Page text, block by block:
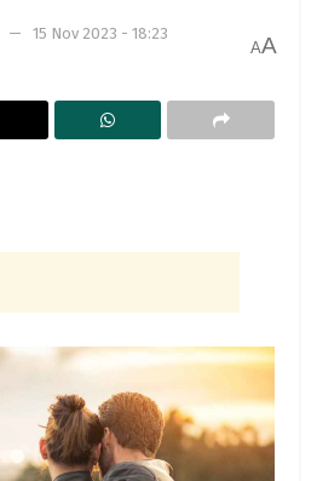
15 Nov 2023 - 18:23
AA